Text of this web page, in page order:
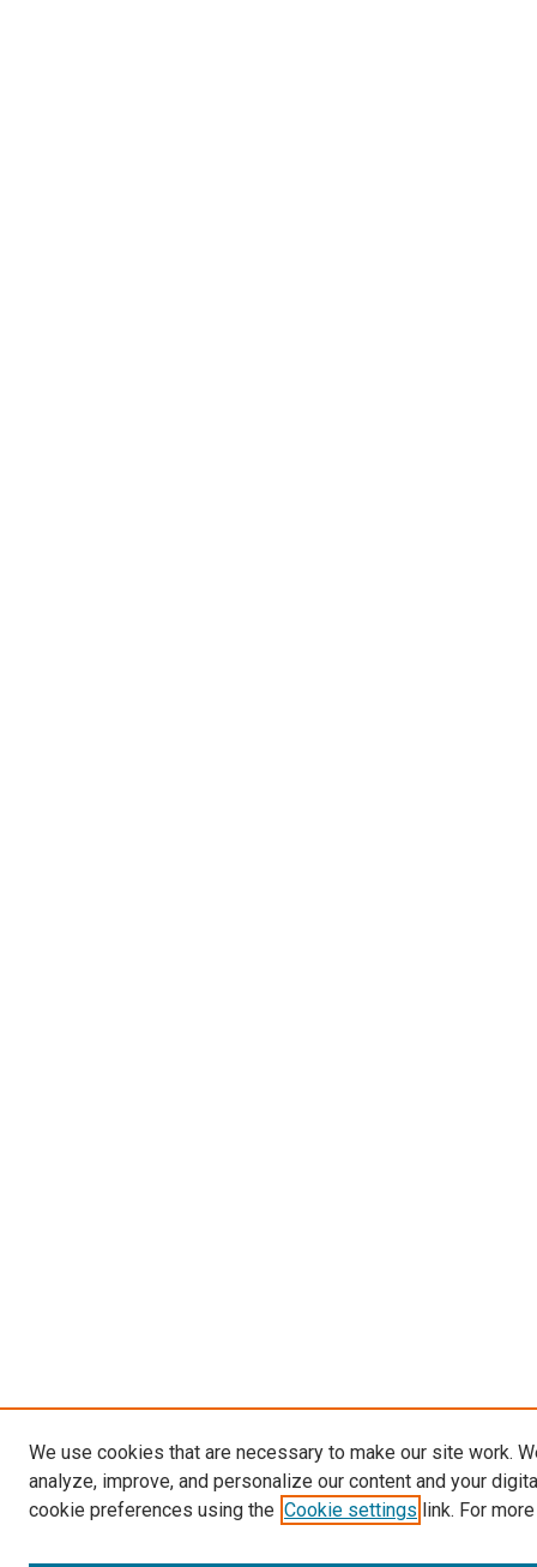
We use cookies that are necessary to make our site work.
analyze, improve, and personalize our content and your
cookie preferences using the Cookie settings link. For